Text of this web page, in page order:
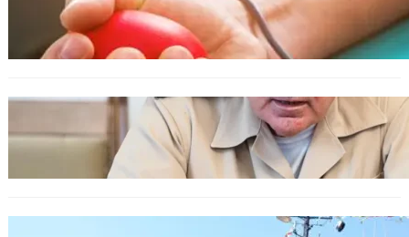
Варна има спешна нужда от кръводарители
с кръвна група 0+
БЪЛГАРИЯ
Ефтимов: Няма преднамерени действия
срещу България, дронът край Кардам е бил
примамка